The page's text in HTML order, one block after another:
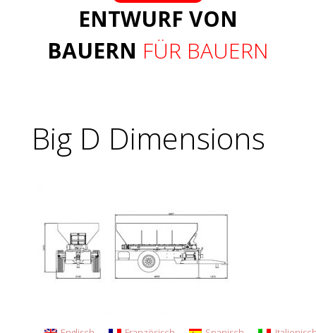
ENTWURF VON
BAUERN FÜR BAUERN
Big D Dimensions